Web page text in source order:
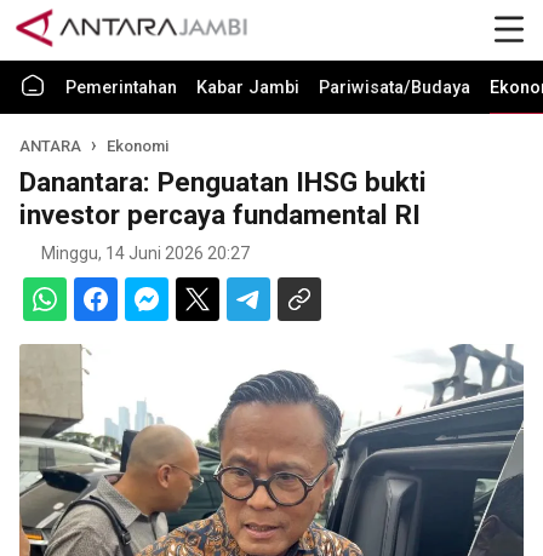
Pemerintahan Kabar Jambi Pariwisata/Budaya
ANTARA Ekonomi
Danantara: Penguatan IHSG bukti
investor percaya fundamental RI
Minggu, 14 Juni 2026 20:27